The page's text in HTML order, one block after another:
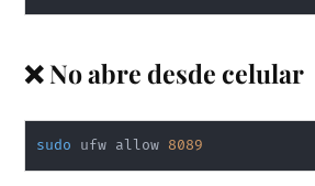
❌ No abre desde celular
sudo ufw allow 8089